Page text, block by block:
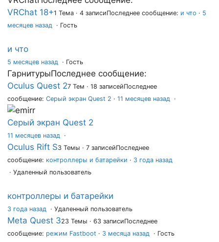
VRChat 18+1 Тема · 4 записиПоследнее сообщение: и что · 5
месяцев назад · Гость
и что
5 месяцев назад · Гость
ГарнитурыПоследнее сообщение:
Oculus Quest 27 Тем · 18 записейПоследнее
сообщение: Серый экран Quest 2 · 11 месяцев назад ·
Серый экран Quest 2
11 месяцев назад ·
Oculus Rift S3 Темы · 7 записейПоследнее
сообщение: контроллеры и батарейки · 3 года назад
· Удаленный пользователь
контроллеры и батарейки
3 года назад · Удаленный пользователь
Meta Quest 323 Темы · 63 записиПоследнее
сообщение: режим Fastboot · 3 месяца назад · Гость